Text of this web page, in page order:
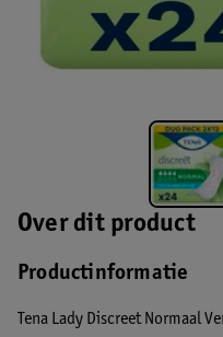
Over dit product
Productinformatie
Tena Lady Discreet Normaal